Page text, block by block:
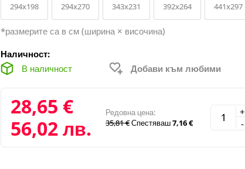
294x198 294x270 343x231 392x264 441x297
*размерите са в см (ширина × височина)
Наличност:
В наличност
Добави към любими
28,65 €
56,02 лв.
Редовна цена:
35,81 €Спестяваш7,16 € -
+